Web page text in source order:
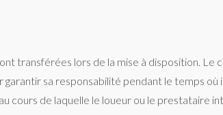
transférées lors de la mise à disposition. Le
sa responsabilité pendant le temps
cours de laquelle le loueur ou le prestataire